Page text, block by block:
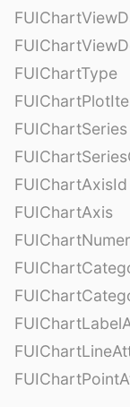
FUIChartType
FUIChartSeries
FUIChartAxisId
FUIChartAxis